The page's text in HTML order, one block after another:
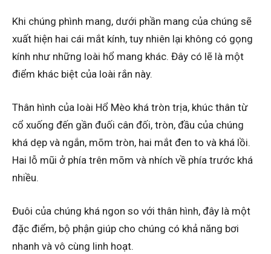
Khi chúng phình mang, dưới phần mang của chúng sẽ
xuất hiện hai cái mắt kính, tuy nhiên lại không có gọng
kính như những loài hổ mang khác. Đây có lẽ là một
điểm khác biệt của loài rắn này.
Thân hình của loài Hổ Mèo khá tròn trịa, khúc thân từ
cổ xuống đến gần đuối cân đối, tròn, đầu của chúng
khá dẹp và ngắn, mõm tròn, hai mắt đen to và khá lồi.
Hai lỗ mũi ở phía trên mõm và nhích về phía trước khá
nhiều.
Đuôi của chúng khá ngon so với thân hình, đây là một
đặc điểm, bộ phận giúp cho chúng có khả năng bơi
nhanh và vô cùng linh hoạt.